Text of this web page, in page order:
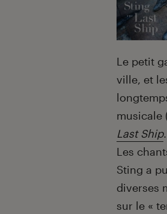
Le petit
ville, et
musicale
Last Ship.
Les
Sting a
diverses
sur le «